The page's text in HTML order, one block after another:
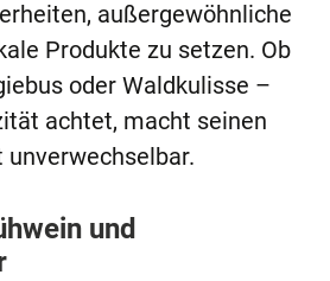
außergewöhnliche
Produkte zu setzen. Ob
oder Waldkulisse –
achtet, macht seinen
und